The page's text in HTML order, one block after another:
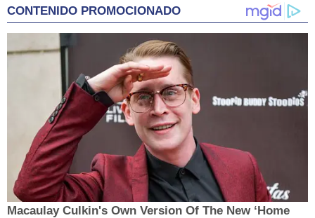
CONTENIDO PROMOCIONADO
Macaulay Culkin's Own Version Of The New ‘Home